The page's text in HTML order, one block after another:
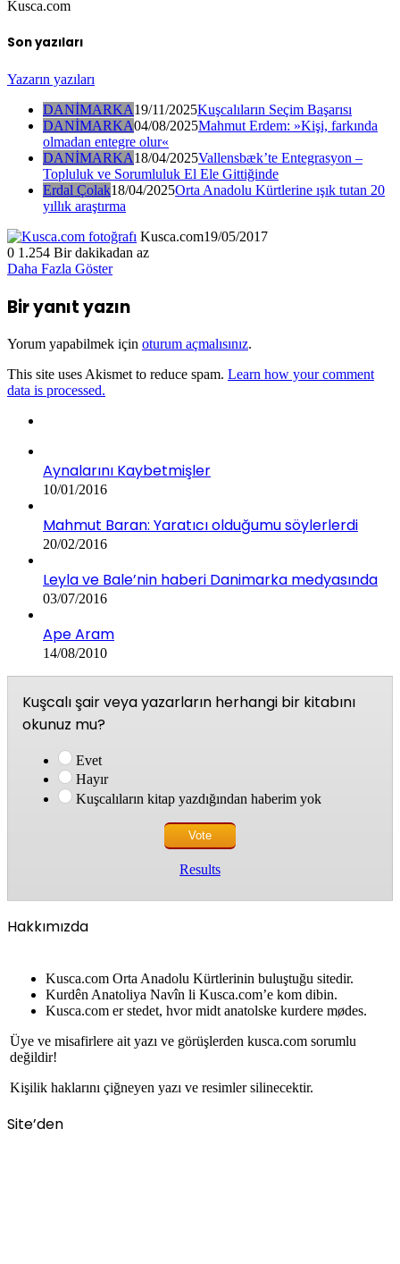
Kusca.com
Son yazıları
Yazarın yazıları
DANİMARKA19/11/2025Kuşcalıların Seçim Başarısı
DANİMARKA04/08/2025Mahmut Erdem: »Kişi, farkında
olmadan entegre olur«
DANİMARKA18/04/2025Vallensbæk’te Entegrasyon –
Topluluk ve Sorumluluk El Ele Gittiğinde
Erdal Çolak18/04/2025Orta Anadolu Kürtlerine ışık tutan 20
yıllık araştırma
Kusca.com19/05/2017
0 1.254 Bir dakikadan az
Daha Fazla Göster
Bir yanıt yazın
Yorum yapabilmek için oturum açmalısınız.
This site uses Akismet to reduce spam. Learn how your comment
data is processed.
Aynalarını Kaybetmişler
10/01/2016
Mahmut Baran: Yaratıcı olduğumu söylerlerdi
20/02/2016
Leyla ve Bale’nin haberi Danimarka medyasında
03/07/2016
Ape Aram
14/08/2010
Kuşcalı şair veya yazarların herhangi bir kitabını
okunuz mu?
Evet
Hayır
Kuşcalıların kitap yazdığından haberim yok
Results
Hakkımızda
Kusca.com Orta Anadolu Kürtlerinin buluştuğu sitedir.
Kurdên Anatoliya Navîn li Kusca.com’e kom dibin.
Kusca.com er stedet, hvor midt anatolske kurdere mødes.
Üye ve misafirlere ait yazı ve görüşlerden kusca.com sorumlu
değildir!
Kişilik haklarını çiğneyen yazı ve resimler silinecektir.
Site’den